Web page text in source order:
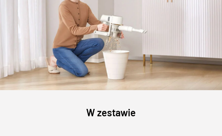
W zestawie